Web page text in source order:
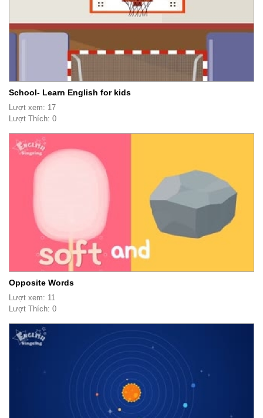
School- Learn English for kids
Lượt xem: 17
Lượt Thích: 0
Opposite Words
Lượt xem: 11
Lượt Thích: 0